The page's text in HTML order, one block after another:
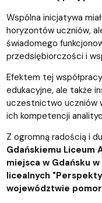
Wspólna inicjatywa
horyzontów uczniów,
świadomego
przedsiębiorczości i
Efektem tej
edukacyjne, ale także
uczestnictwo uczniów
ich kompetencji
Z ogromną radością i
Gdańskiemu Liceum
miejsca w Gdańsku
licealnych
województwie